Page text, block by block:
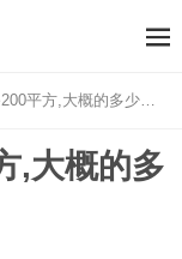
平方,大概的多少钱呢
,大概的多